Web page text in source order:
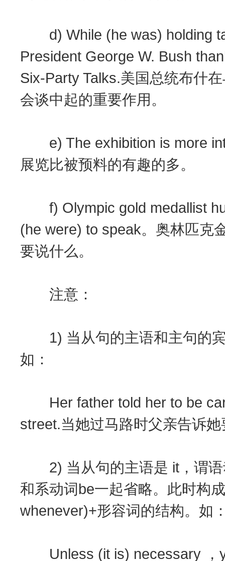
d) While (he was) holding
President George W. Bush
Six-Party Talks.美国总统布什
会谈中起的重要作用。
e) The exhibition is more
展览比被预料的有趣的多。
f) Olympic gold medallist
(he were) to speak。奥林匹克
要说什么。
注意：
1) 当从句的主语和主句的宾
如：
Her father told her to be
street.当她过马路时父亲告诉
2) 当从句的主语是 it，谓语
和系动词be一起省略。此时构
whenever)+形容词的结构。如
Unless (it is) necessary ，